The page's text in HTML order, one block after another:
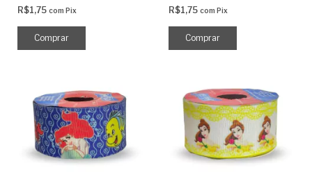
R$1,75 com Pix R$1,75 com Pix